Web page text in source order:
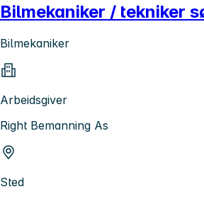
Bilmekaniker / tekniker
Bilmekaniker
Arbeidsgiver
Right Bemanning As
Sted